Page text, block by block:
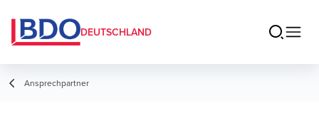
DEUTSCHLAND
Ansprechpartner